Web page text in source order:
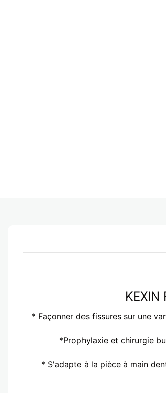
* Façonner des fissures sur une
*Prophylaxie et chirurgie
* S'adapte à la pièce à main